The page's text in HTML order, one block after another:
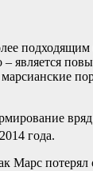
является
года.
Марс потерял